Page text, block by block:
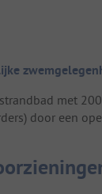
met
door een